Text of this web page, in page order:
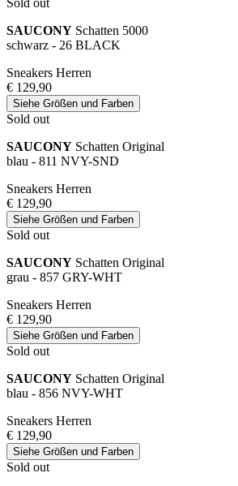
SAUCONY Schatten 5000
schwarz - 26 BLACK
Sneakers Herren
€ 129,90
Siehe Größen und Farben
Sold out
SAUCONY Schatten Original
blau - 811 NVY-SND
Sneakers Herren
€ 129,90
Siehe Größen und Farben
Sold out
SAUCONY Schatten Original
grau - 857 GRY-WHT
Sneakers Herren
€ 129,90
Siehe Größen und Farben
Sold out
SAUCONY Schatten Original
blau - 856 NVY-WHT
Sneakers Herren
€ 129,90
Siehe Größen und Farben
Sold out